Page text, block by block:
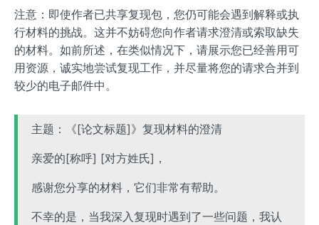
注意：即使作者已共享复现包，您仍可能会遇到解释或执
行材料的挑战。这并不妨碍您向作者请求澄清或索取缺失
的材料。如前所述，在类似情况下，请展示您已经善用可
用资源，诚实地尝试复现工作，并尽量将您的请求合并到
较少的电子邮件中。
主题：《[论文标题]》复现材料的澄清
亲爱的[称呼] [对方姓氏]，
感谢您分享的材料，它们非常有帮助。
不幸的是，当我深入复现时遇到了一些问题，我认